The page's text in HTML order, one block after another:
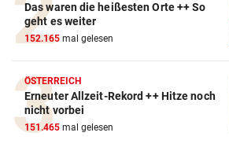
Das waren die heißesten Orte ++ So
geht es weiter
152.165 mal gelesen
ÖSTERREICH
Erneuter Allzeit-Rekord ++ Hitze noch
nicht vorbei
151.465 mal gelesen